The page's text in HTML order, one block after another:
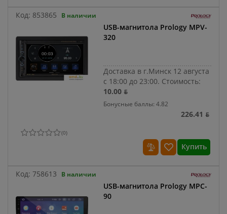
Код: 853865 В наличии
USB-магнитола Prology MPV-
320
Доставка в г.Минск 12 августа
с 18:00 до 23:00. Стоимость:
10.00 ƃ
Бонусные баллы: 4.82
226.41 ƃ
(0)
Купить
Код: 758613 В наличии
USB-магнитола Prology MPC-
90